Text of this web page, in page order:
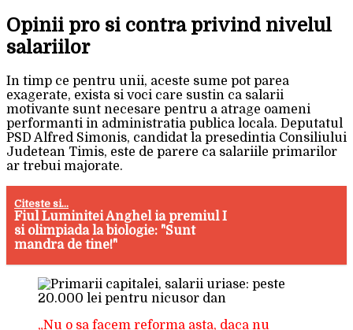
Opinii pro si contra privind nivelul
salariilor
In timp ce pentru unii, aceste sume pot parea
exagerate, exista si voci care sustin ca salarii
motivante sunt necesare pentru a atrage oameni
performanti in administratia publica locala. Deputatul
PSD Alfred Simonis, candidat la presedintia Consiliului
Judetean Timis, este de parere ca salariile primarilor
ar trebui majorate.
Citeste si...
Fiul Luminitei Anghel ia premiul I
si olimpiada la biologie: "Sunt
mandra de tine!"
„Nu o sa facem reforma asta, daca nu